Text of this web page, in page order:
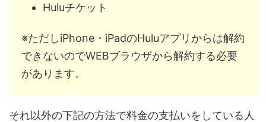
Huluチケット
※ただしiPhone・iPadのHuluアプリからは解約
できないのでWEBブラウザから解約する必要
があります。
それ以外の下記の方法で料金の支払いをしている人